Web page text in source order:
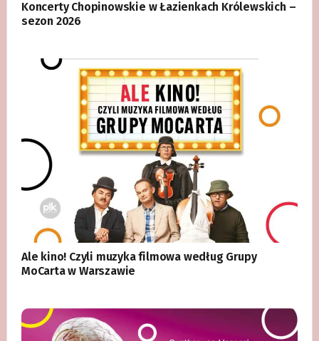
Koncerty Chopinowskie w Łazienkach Królewskich –
sezon 2026
Ale kino! Czyli muzyka filmowa według Grupy
MoCarta w Warszawie